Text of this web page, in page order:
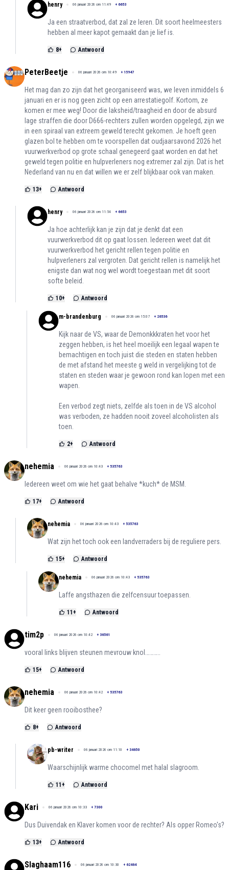
henry 06 januari 2026 om 11:49 + 6653
Ja een straatverbod, dat zal ze leren. Dit soort heelmeesters
hebben al meer kapot gemaakt dan je lief is.
8+ Antwoord
PeterBeetje 06 januari 2026 om 10:49 + 15947
Het mag dan zo zijn dat het georganiseerd was, we leven inmiddels 6
januari en er is nog geen zicht op een arrestatiegolf. Kortom, ze
komen er mee weg! Door die laksheid/traagheid en door de absurd
lage straffen die door D666-rechters zullen worden opgelegd, zijn we
in een spiraal van extreem geweld terecht gekomen. Je hoeft geen
glazen bol te hebben om te voorspellen dat oudjaarsavond 2026 het
vuurwerkverbod op grote schaal genegeerd gaat worden en dat het
geweld tegen politie en hulpverleners nog extremer zal zijn. Dat is het
Nederland van nu en dat willen we er zelf blijkbaar ook van maken.
13+ Antwoord
henry 06 januari 2026 om 11:54 + 6653
Ja hoe achterlijk kan je zijn dat je denkt dat een
vuurwerkverbod dit op gaat lossen. Iedereen weet dat dit
vuurwerkverbod het gericht rellen tegen politie en
hulpverleners zal vergroten. Dat gericht rellen is namelijk het
enigste dan wat nog wel wordt toegestaan met dit soort
softe beleid.
10+ Antwoord
m-brandenburg 06 januari 2026 om 15:07 + 26536
Kijk naar de VS, waar de Demonkkkraten het voor het
zeggen hebben, is het heel moeilijk een legaal wapen te
bemachtigen en toch juist die steden en staten hebben
de met afstand het meeste g weld in vergelijking tot de
staten en steden waar je gewoon rond kan lopen met een
wapen.
Een verbod zegt niets, zelfde als toen in de VS alcohol
was verboden, ze hadden nooit zoveel alcoholisten als
toen.
2+ Antwoord
nehemia 06 januari 2026 om 10:43 + 535763
Iedereen weet om wie het gaat behalve *kuch* de MSM.
17+ Antwoord
nehemia 06 januari 2026 om 10:43 + 535763
Wat zijn het toch ook een landverraders bij de reguliere pers.
15+ Antwoord
nehemia 06 januari 2026 om 10:43 + 535763
Laffe angsthazen die zelfcensuur toepassen.
11+ Antwoord
tim2p 06 januari 2026 om 10:42 + 36561
vooral links blijven steunen mevrouw knol………..
15+ Antwoord
nehemia 06 januari 2026 om 10:42 + 535763
Dit keer geen rooibosthee?
8+ Antwoord
pb-writer 06 januari 2026 om 11:10 + 34650
Waarschijnlijk warme chocomel met halal slagroom.
11+ Antwoord
Kari 06 januari 2026 om 10:33 + 7300
Dus Duivendak en Klaver komen voor de rechter? Als opper Romeo's?
13+ Antwoord
Slaghaam116 06 januari 2026 om 10:30 + 62464